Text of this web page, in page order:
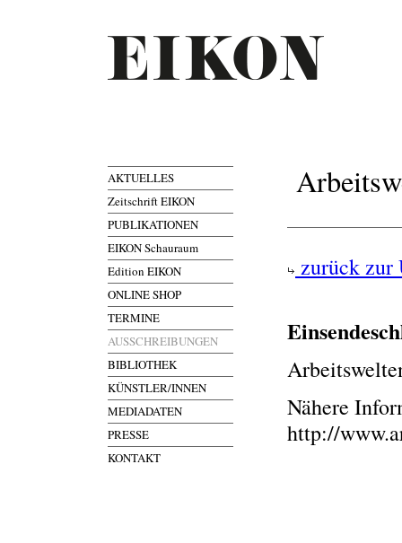
AKTUELLES
Zeitschrift EIKON
PUBLIKATIONEN
EIKON Schauraum
Edition EIKON
ONLINE SHOP
TERMINE
AUSSCHREIBUNGEN
BIBLIOTHEK
KÜNSTLER/INNEN
MEDIADATEN
PRESSE
KONTAKT
zurück zur
Nähere
http://